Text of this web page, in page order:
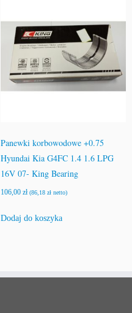
Panewki korbowodowe +0.75
Hyundai Kia G4FC 1.4 1.6 LPG
16V 07- King Bearing
106,00 zł (86,18 złnetto)
Dodaj do koszyka